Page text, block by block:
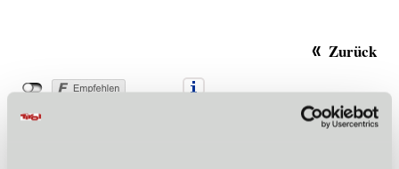
Zurück